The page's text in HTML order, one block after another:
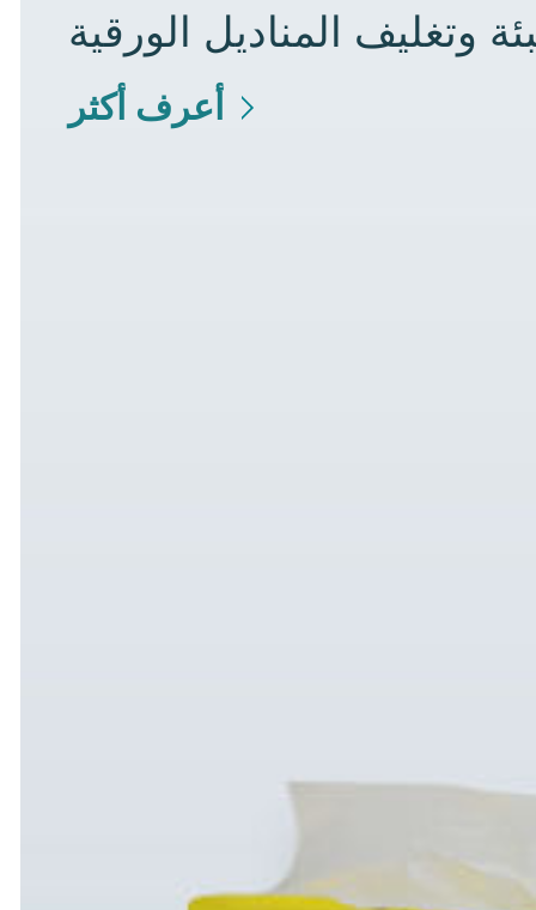
وتغليف المناديل الورقية
أعرف أكثر